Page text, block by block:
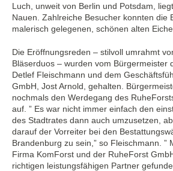
Luch, unweit von Berlin und Potsdam,
Nauen. Zahlreiche Besucher konnten die
malerisch gelegenen, schönen alten
Die Eröffnungsreden – stilvoll umrahmt
Bläserduos – wurden vom Bürgermeister
Detlef Fleischmann und dem
GmbH, Jost Arnold, gehalten.
nochmals den Werdegang des
auf. ” Es war nicht immer einfach den
des Stadtrates dann auch umzusetzen,
darauf der Vorreiter bei den
Brandenburg zu sein,” so Fleischmann. ”
Firma KomForst und der RuheForst
richtigen leistungsfähigen Partner